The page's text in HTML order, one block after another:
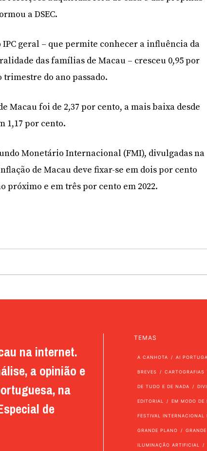
a DSEC.
geral – que permite conhecer a influência da
das famílias de Macau – cresceu 0,95 por
trimestre do ano passado.
Macau foi de 2,37 por cento, a mais baixa desde
1,17 por cento.
Monetário Internacional (FMI), divulgadas na
de Macau deve fixar-se em dois por cento
próximo e em três por cento em 2022.
na internet.
a opinião e
na
de
TEMAS
A CANHOTA AI
BREVES CARTOGRAFIAS
DE TUDO E DE NADA
EDITORIAL EM MODO DE
FESTIVAL INTERNACIONAL
GRANDE PLANO
ILUMINAÇÃO ARTIFICIAL